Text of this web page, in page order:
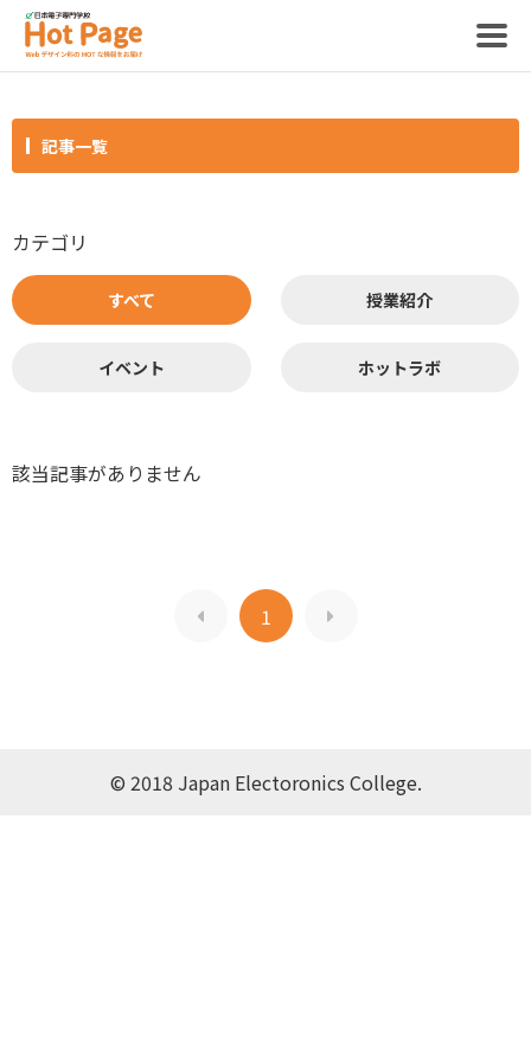
記事
ホットページって？
制作スタッフ
記事一覧
カテゴリ
すべて 授業紹介
イベント ホットラボ
該当記事がありません
1
© 2018 Japan Electoronics College.